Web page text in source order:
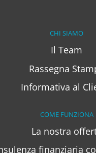
CHI SIAMO
Il Team
Rassegna
Informativa al
COME FUNZIONA
La nostra
finanziaria